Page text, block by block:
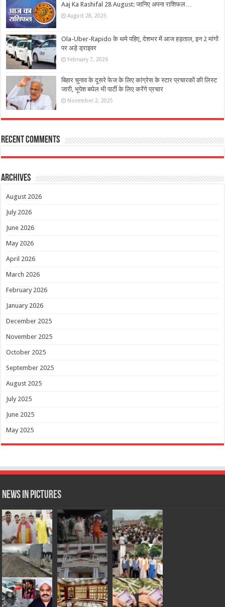
Aaj Ka Rashifal 28 August: जानिए अपना राशिफल…
August 28, 2025
Ola-Uber-Rapido के थमे पहिए, देशभर में आज हड़ताल, इन 2 मांगों
पर अड़े ड्राइवर
February 7, 2026
बिहार चुनाव के दूसरे फेज के लिए कांग्रेस के स्टार प्रचारकों की लिस्ट
जारी, भूपेश बघेल भी पार्टी के लिए करेंगे प्रचार
November 2, 2025
Recent Comments
Archives
August 2026
July 2026
June 2026
May 2026
April 2026
March 2026
February 2026
January 2026
December 2025
November 2025
October 2025
September 2025
August 2025
July 2025
June 2025
May 2025
News in Pictures